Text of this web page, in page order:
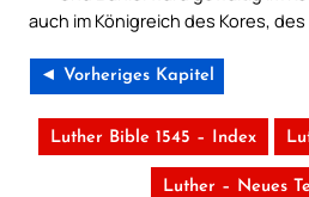
auch im Königreich des Kores,
◄ Vorheriges Kapitel
Luther Bible 1545 – Index
Luther – Neues